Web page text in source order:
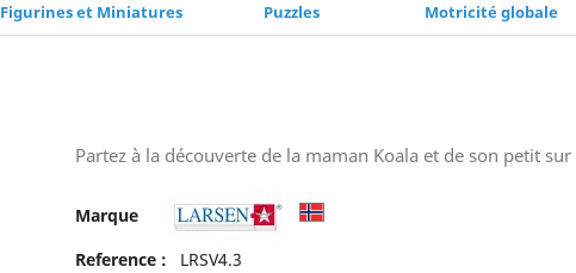
Figurines et Miniatures Puzzles Motricité globale
Partez à la découverte de la maman Koala et de son petit
Marque
Reference :
LRSV4.3